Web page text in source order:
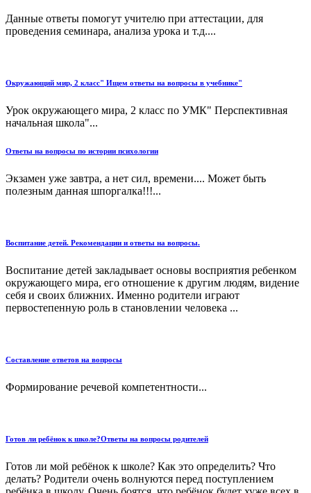
Данные ответы помогут учителю при аттестации, для
проведения семинара, анализа урока и т.д....
Окружающий мир, 2 класс" Ищем ответы на вопросы в учебнике"
Урок окружающего мира, 2 класс по УМК" Перспективная
начальная школа"...
Ответы на вопросы по истории психологии
Экзамен уже завтра, а нет сил, времени.... Может быть
полезным данная шпоргалка!!!...
Воспитание детей. Рекомендации и ответы на вопросы.
Воспитание детей закладывает основы восприятия ребенком
окружающего мира, его отношение к другим людям, видение
себя и своих ближних. Именно родители играют
первостепенную роль в становлении человека ...
Составление ответов на вопросы
Формирование речевой компетентности...
Готов ли ребёнок к школе?Ответы на вопросы родителей
Готов ли мой ребёнок к школе? Как это определить? Что
делать? Родители очень волнуются перед поступлением